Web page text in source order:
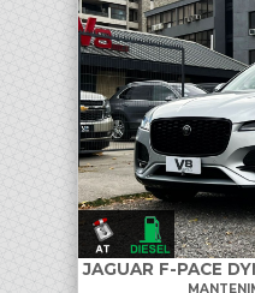
JAGUAR F-PACE